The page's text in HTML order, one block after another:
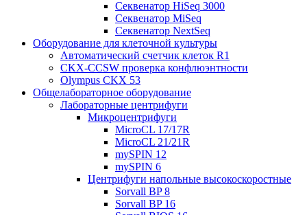
Секвенатор HiSeq 3000
Секвенатор MiSeq
Секвенатор NextSeq
Оборудование для клеточной культуры
Автоматический счетчик клеток R1
CKX-CCSW проверка конфлюэнтности
Olympus CKX 53
Общелабораторное оборудование
Лабораторные центрифуги
Микроцентрифуги
MicroCL 17/17R
MicroCL 21/21R
mySPIN 12
mySPIN 6
Центрифуги напольные высокоскоростные
Sorvall BP 8
Sorvall BP 16